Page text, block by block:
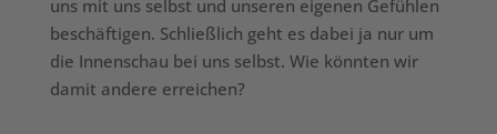
uns mit uns selbst und unseren eigenen Gefühlen
beschäftigen. Schließlich geht es dabei ja nur um
die Innenschau bei uns selbst. Wie könnten wir
damit andere erreichen?